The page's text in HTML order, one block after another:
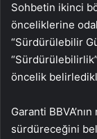
Sohbetin ikinci
önceliklerine
“Sürdürülebilir
öncelik
Garanti
sürdüreceğini